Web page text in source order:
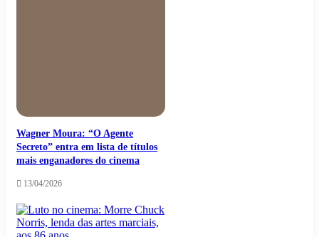
Wagner Moura: “O Agente
Secreto” entra em lista de títulos
mais enganadores do cinema
13/04/2026